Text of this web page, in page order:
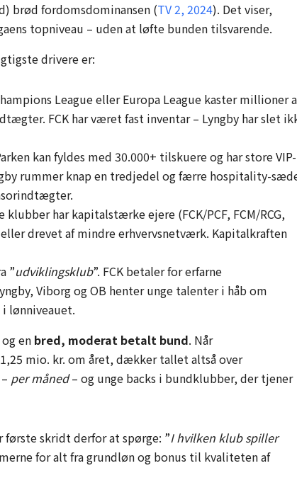
brød fordomsdominansen (TV 2, 2024). Det viser,
topniveau – uden at løfte bunden tilsvarende.
drivere er:
League eller Europa League kaster millioner
FCK har været fast inventar – Lyngby har slet
kan fyldes med 30.000+ tilskuere og har store VIP-
rummer knap en tredjedel og færre hospitality-
klubber har kapitalstærke ejere (FCK/PCF, FCM/RCG,
drevet af mindre erhvervsnetværk. Kapitalkraften
”udviklingsklub”. FCK betaler for erfarne
Viborg og OB henter unge talenter i håb om
lønniveauet.
og en bred, moderat betalt bund. Når
mio. kr. om året, dækker tallet altså over
per måned– og unge backs i bundklubber, der tjener
første skridt derfor at spørge: ”I hvilken klub spiller
for alt fra grundløn og bonus til kvaliteten af